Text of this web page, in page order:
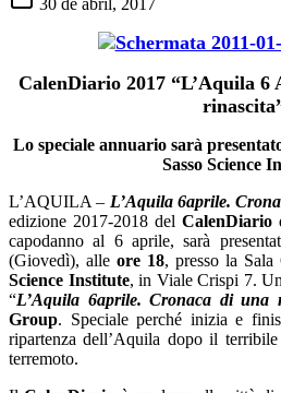
CalenDiario 2017 “L’Aquila
Lo speciale annuario sarà
Sasso Science
L’AQUILA– L’Aquila 6aprile.
edizione 2017-2018 del CalenDiario
capodanno al 6 aprile, sarà
(Giovedì), alle ore 18, presso la Sala
Science Institute, in Viale Crispi 7.
“L’Aquila 6aprile. Cronaca di una
Group. Speciale perché inizia e
ripartenza dell’Aquila dopo il
terremoto.